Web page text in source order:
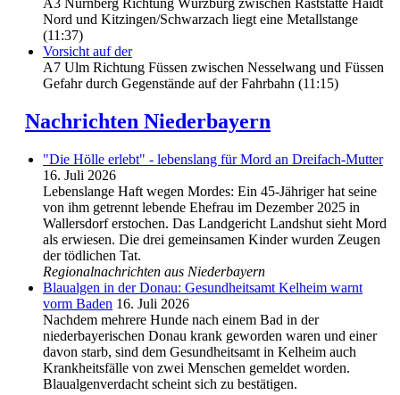
A3 Nürnberg Richtung Würzburg zwischen Raststätte Haidt
Nord und Kitzingen/Schwarzach liegt eine Metallstange
(11:37)
Vorsicht auf der
A7 Ulm Richtung Füssen zwischen Nesselwang und Füssen
Gefahr durch Gegenstände auf der Fahrbahn (11:15)
Nachrichten Niederbayern
"Die Hölle erlebt" - lebenslang für Mord an Dreifach-Mutter
16. Juli 2026
Lebenslange Haft wegen Mordes: Ein 45-Jähriger hat seine
von ihm getrennt lebende Ehefrau im Dezember 2025 in
Wallersdorf erstochen. Das Landgericht Landshut sieht Mord
als erwiesen. Die drei gemeinsamen Kinder wurden Zeugen
der tödlichen Tat.
Regionalnachrichten aus Niederbayern
Blaualgen in der Donau: Gesundheitsamt Kelheim warnt
vorm Baden 16. Juli 2026
Nachdem mehrere Hunde nach einem Bad in der
niederbayerischen Donau krank geworden waren und einer
davon starb, sind dem Gesundheitsamt in Kelheim auch
Krankheitsfälle von zwei Menschen gemeldet worden.
Blaualgenverdacht scheint sich zu bestätigen.